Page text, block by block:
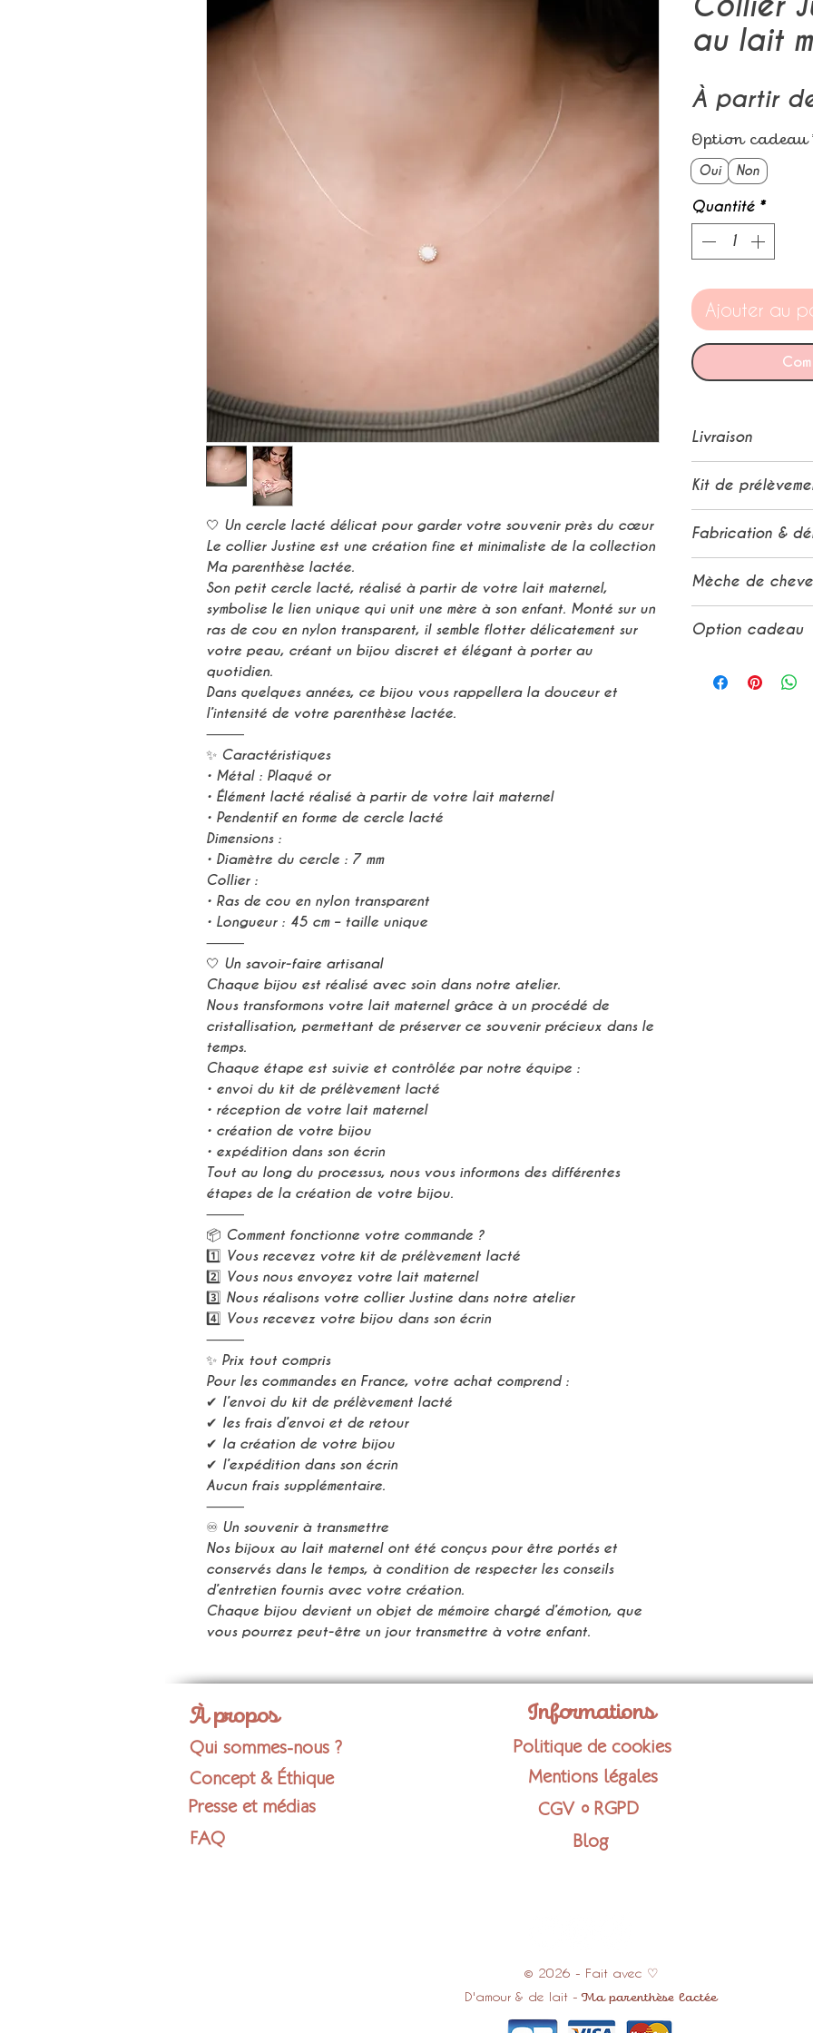
🤍 Un cercle lacté délicat pour garder votre souvenir près du cœur
Le collier Justine est une création fine et minimaliste de la collection
Ma parenthèse lactée.
Son petit cercle lacté, réalisé à partir de votre lait maternel,
symbolise le lien unique qui unit une mère à son enfant. Monté sur un
ras de cou en nylon transparent, il semble flotter délicatement sur
votre peau, créant un bijou discret et élégant à porter au
quotidien.
Dans quelques années, ce bijou vous rappellera la douceur et
l’intensité de votre parenthèse lactée.
⸻
✨ Caractéristiques
• Métal : Plaqué or
• Élément lacté réalisé à partir de votre lait maternel
• Pendentif en forme de cercle lacté
Dimensions :
• Diamètre du cercle : 7 mm
Collier :
• Ras de cou en nylon transparent
• Longueur : 45 cm – taille unique
⸻
🤍 Un savoir-faire artisanal
Chaque bijou est réalisé avec soin dans notre atelier.
Nous transformons votre lait maternel grâce à un procédé de
cristallisation, permettant de préserver ce souvenir précieux dans le
temps.
Chaque étape est suivie et contrôlée par notre équipe :
• envoi du kit de prélèvement lacté
• réception de votre lait maternel
• création de votre bijou
• expédition dans son écrin
Tout au long du processus, nous vous informons des différentes
étapes de la création de votre bijou.
⸻
📦 Comment fonctionne votre commande ?
1️⃣ Vous recevez votre kit de prélèvement lacté
2️⃣ Vous nous envoyez votre lait maternel
3️⃣ Nous réalisons votre collier Justine dans notre atelier
4️⃣ Vous recevez votre bijou dans son écrin
⸻
✨ Prix tout compris
Pour les commandes en France, votre achat comprend :
✔ l’envoi du kit de prélèvement lacté
✔ les frais d’envoi et de retour
✔ la création de votre bijou
✔ l’expédition dans son écrin
Aucun frais supplémentaire.
⸻
♾ Un souvenir à transmettre
Nos bijoux au lait maternel ont été conçus pour être portés et
conservés dans le temps, à condition de respecter les conseils
d’entretien fournis avec votre création.
Chaque bijou devient un objet de mémoire chargé d’émotion, que
vous pourrez peut-être un jour transmettre à votre enfant.
au lait
À partir
Option cadeau
Oui Non
Quantité *
Ajouter au
Livraison
À l'international
Kit de
expédions un kit
lequel vous
remplir de votre
indications à
or blanc. Le kit
Fabrication &
amour et soin,
familial en
kit, il faut
Mèche de
longueur et
de la laque ou
Option cadeau
L'emballage
À propos
Qui sommes-nous ?
Concept & Éthique
Presse et médias
FAQ
Informations
Politique de cookies
Mentions légales
RGPD
CGV ⸰
Blog
© 2026 - Fait avec ♡
D'amour & de lait - Ma parenthèse lactée